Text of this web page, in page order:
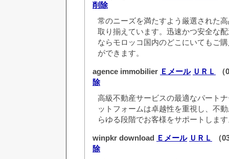
削除
常のニーズを満たすよう厳選された
取り揃えています。迅速かつ安全な
ならモロッコ国内のどこにいてもご
ができます。
agence immobilier Ｅメール ＵＲＬ
（
除
高級不動産サービスの最適なパート
ットフォームは卓越性を重視し、不
らゆる段階でお客様をサポ​​ートしま
winpkr download Ｅメール ＵＲＬ
（
除